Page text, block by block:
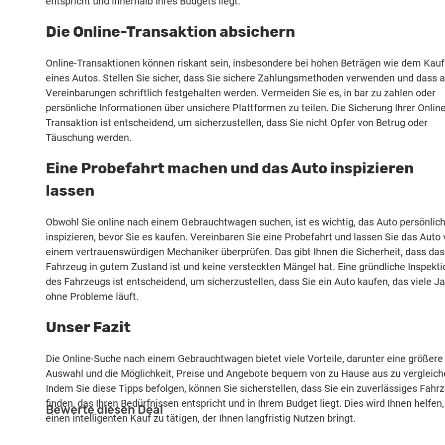
Die Online-Transaktion absichern
Online-Transaktionen können riskant sein, insbesondere bei hohen Beträgen wie dem Kauf
eines Autos. Stellen Sie sicher, dass Sie sichere Zahlungsmethoden verwenden und dass
Vereinbarungen schriftlich festgehalten werden. Vermeiden Sie es, in bar zu zahlen oder
persönliche Informationen über unsichere Plattformen zu teilen. Die Sicherung Ihrer
Transaktion ist entscheidend, um sicherzustellen, dass Sie nicht Opfer von Betrug oder
Täuschung werden.
Eine Probefahrt machen und das Auto inspizieren
lassen
Obwohl Sie online nach einem Gebrauchtwagen suchen, ist es wichtig, das Auto
inspizieren, bevor Sie es kaufen. Vereinbaren Sie eine Probefahrt und lassen Sie das Auto
einem vertrauenswürdigen Mechaniker überprüfen. Das gibt Ihnen die Sicherheit, dass das
Fahrzeug in gutem Zustand ist und keine versteckten Mängel hat. Eine gründliche
des Fahrzeugs ist entscheidend, um sicherzustellen, dass Sie ein Auto kaufen, das viele
ohne Probleme läuft.
Unser Fazit
Die Online-Suche nach einem Gebrauchtwagen bietet viele Vorteile, darunter eine größere
Auswahl und die Möglichkeit, Preise und Angebote bequem von zu Hause aus zu
Indem Sie diese Tipps befolgen, können Sie sicherstellen, dass Sie ein zuverlässiges
finden, das Ihren Bedürfnissen entspricht und in Ihrem Budget liegt. Dies wird Ihnen helfen,
einen intelligenten Kauf zu tätigen, der Ihnen langfristig Nutzen bringt.
Bewerte diesen Deal